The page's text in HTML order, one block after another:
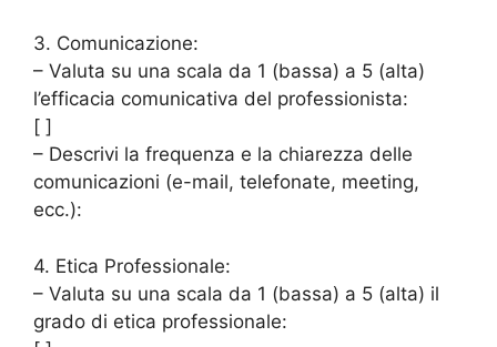
3. Comunicazione:
– Valuta su una scala da 1 (bassa) a 5 (alta)
l’efficacia comunicativa del professionista:
[ ]
– Descrivi la frequenza e la chiarezza delle
comunicazioni (e-mail, telefonate, meeting,
ecc.):
4. Etica Professionale:
– Valuta su una scala da 1 (bassa) a 5 (alta) il
grado di etica professionale: